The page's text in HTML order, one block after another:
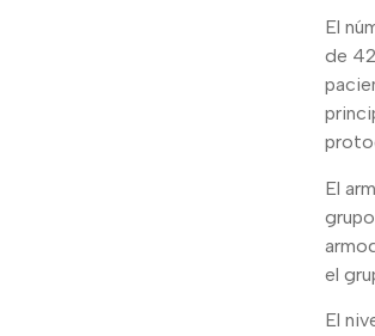
El
de
El
el
El